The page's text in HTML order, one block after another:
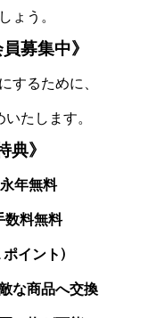
ょう。
募集中》
するために、
たします。
典》
年無料
数料無料
イント)
な商品へ交換